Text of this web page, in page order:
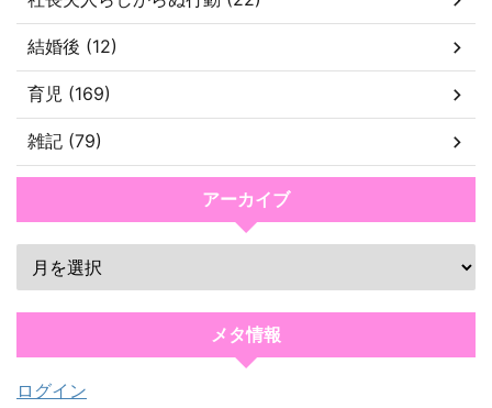
結婚後 (12)
育児 (169)
雑記 (79)
アーカイブ
メタ情報
ログイン